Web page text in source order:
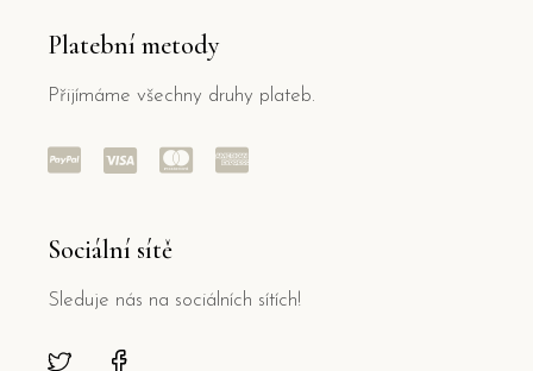
Platební metody
Přijímáme všechny druhy plateb.
Sociální sítě
Sleduje nás na sociálních sítích!